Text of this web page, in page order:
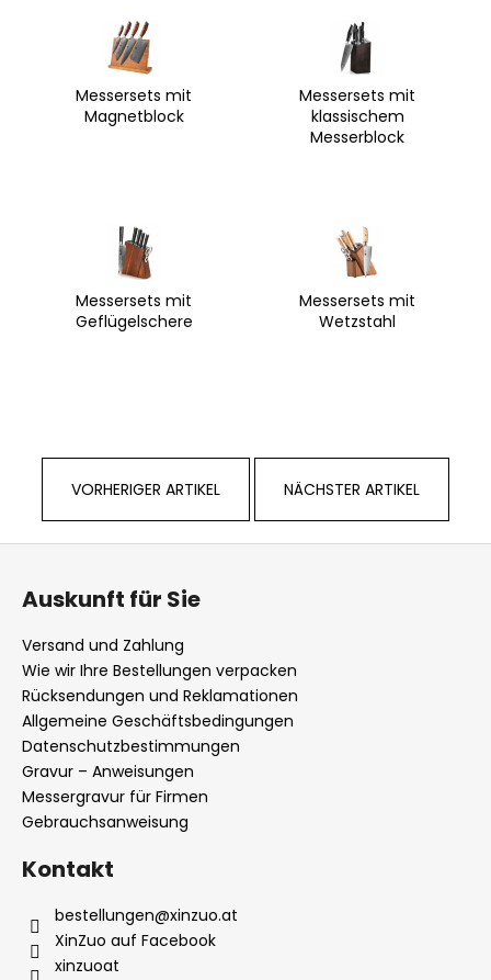
Messersets mit
Magnetblock
Messersets mit
klassischem
Messerblock
Messersets mit
Geflügelschere
Messersets mit
Wetzstahl
VORHERIGER ARTIKEL NÄCHSTER ARTIKEL
F
Auskunft für Sie
Versand und Zahlung
Wie wir Ihre Bestellungen verpacken
Rücksendungen und Reklamationen
Allgemeine Geschäftsbedingungen
Datenschutzbestimmungen
Gravur – Anweisungen
Messergravur für Firmen
Gebrauchsanweisung
Kontakt
bestellungen@xinzuo.at
XinZuo auf Facebook
xinzuoat